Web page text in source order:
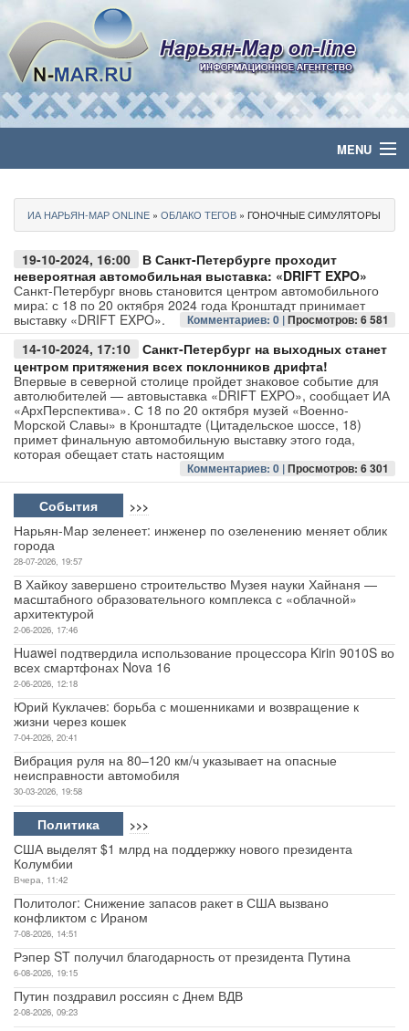
MENU
Политика
Бизнес
Общество
Культура
Медиа
Авто
Спорт
Контакты
ИА НАРЬЯН-МАР ONLINE » ОБЛАКО ТЕГОВ » ГОНОЧНЫЕ СИМУЛЯТОРЫ
19-10-2024, 16:00
В Санкт-Петербурге проходит
невероятная автомобильная выставка: «DRIFT EXPO»
Санкт-Петербург вновь становится центром автомобильного
мира: с 18 по 20 октября 2024 года Кронштадт принимает
выставку «DRIFT EXPO».
Комментариев: 0 |Просмотров: 6 581
14-10-2024, 17:10
Санкт-Петербург на выходных станет
центром притяжения всех поклонников дрифта!
Впервые в северной столице пройдет знаковое событие для
автолюбителей — автовыставка «DRIFT EXPO», сообщает ИА
«АрхПерспектива». С 18 по 20 октября музей «Военно-
Морской Славы» в Кронштадте (Цитадельское шоссе, 18)
примет финальную автомобильную выставку этого года,
которая обещает стать настоящим
Комментариев: 0 |Просмотров: 6 301
События >>>
Нарьян-Мар зеленеет: инженер по озеленению меняет облик
города
28-07-2026, 19:57
В Хайкоу завершено строительство Музея науки Хайнаня —
масштабного образовательного комплекса с «облачной»
архитектурой
2-06-2026, 17:46
Huawei подтвердила использование процессора Kirin 9010S во
всех смартфонах Nova 16
2-06-2026, 12:18
Юрий Куклачев: борьба с мошенниками и возвращение к
жизни через кошек
7-04-2026, 20:41
Вибрация руля на 80–120 км/ч указывает на опасные
неисправности автомобиля
30-03-2026, 19:58
Политика >>>
США выделят $1 млрд на поддержку нового президента
Колумбии
Вчера, 11:42
Политолог: Снижение запасов ракет в США вызвано
конфликтом с Ираном
7-08-2026, 14:51
Рэпер ST получил благодарность от президента Путина
6-08-2026, 19:15
Путин поздравил россиян с Днем ВДВ
2-08-2026, 09:23